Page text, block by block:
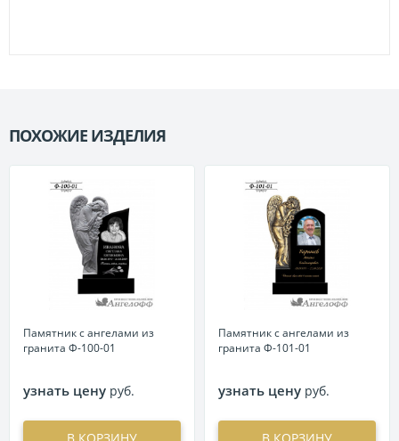
ПОХОЖИЕ ИЗДЕЛИЯ
Памятник с ангелами из
гранита Ф-100-01
узнать цену руб.
Памятник с ангелами из
гранита Ф-101-01
узнать цену руб.